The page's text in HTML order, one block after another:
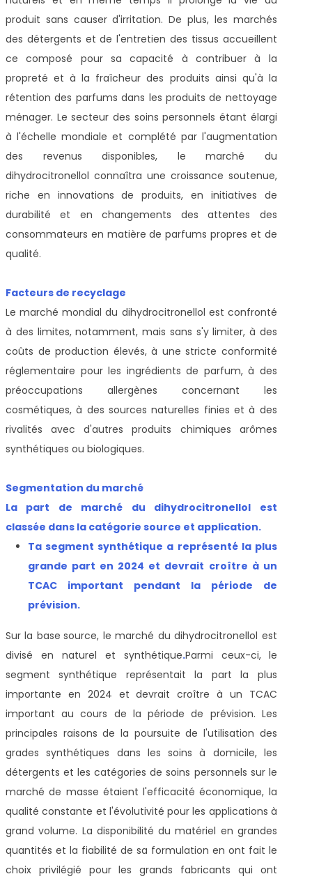
produit sans causer d'irritation. De plus, les marchés
des détergents et de l'entretien des tissus accueillent
ce composé pour sa capacité à contribuer à la
propreté et à la fraîcheur des produits ainsi qu'à la
rétention des parfums dans les produits de nettoyage
ménager. Le secteur des soins personnels étant élargi
à l'échelle mondiale et complété par l'augmentation
des revenus disponibles, le marché du
dihydrocitronellol connaîtra une croissance soutenue,
riche en innovations de produits, en initiatives de
durabilité et en changements des attentes des
consommateurs en matière de parfums propres et de
qualité.
Facteurs de recyclage
Le marché mondial du dihydrocitronellol est confronté
à des limites, notamment, mais sans s'y limiter, à des
coûts de production élevés, à une stricte conformité
réglementaire pour les ingrédients de parfum, à des
préoccupations allergènes concernant les
cosmétiques, à des sources naturelles finies et à des
rivalités avec d'autres produits chimiques arômes
synthétiques ou biologiques.
Segmentation du marché
La part de marché du dihydrocitronellol est
classée dans la catégorie source et application.
Ta segment synthétique a représenté la plus
grande part en 2024 et devrait croître à un
TCAC important pendant la période de
prévision.
Sur la base source, le marché du dihydrocitronellol est
divisé en naturel et synthétique.Parmi ceux-ci, le
segment synthétique représentait la part la plus
importante en 2024 et devrait croître à un TCAC
important au cours de la période de prévision. Les
principales raisons de la poursuite de l'utilisation des
grades synthétiques dans les soins à domicile, les
détergents et les catégories de soins personnels sur le
marché de masse étaient l'efficacité économique, la
qualité constante et l'évolutivité pour les applications à
grand volume. La disponibilité du matériel en grandes
quantités et la fiabilité de sa formulation en ont fait le
choix privilégié pour les grands fabricants qui ont